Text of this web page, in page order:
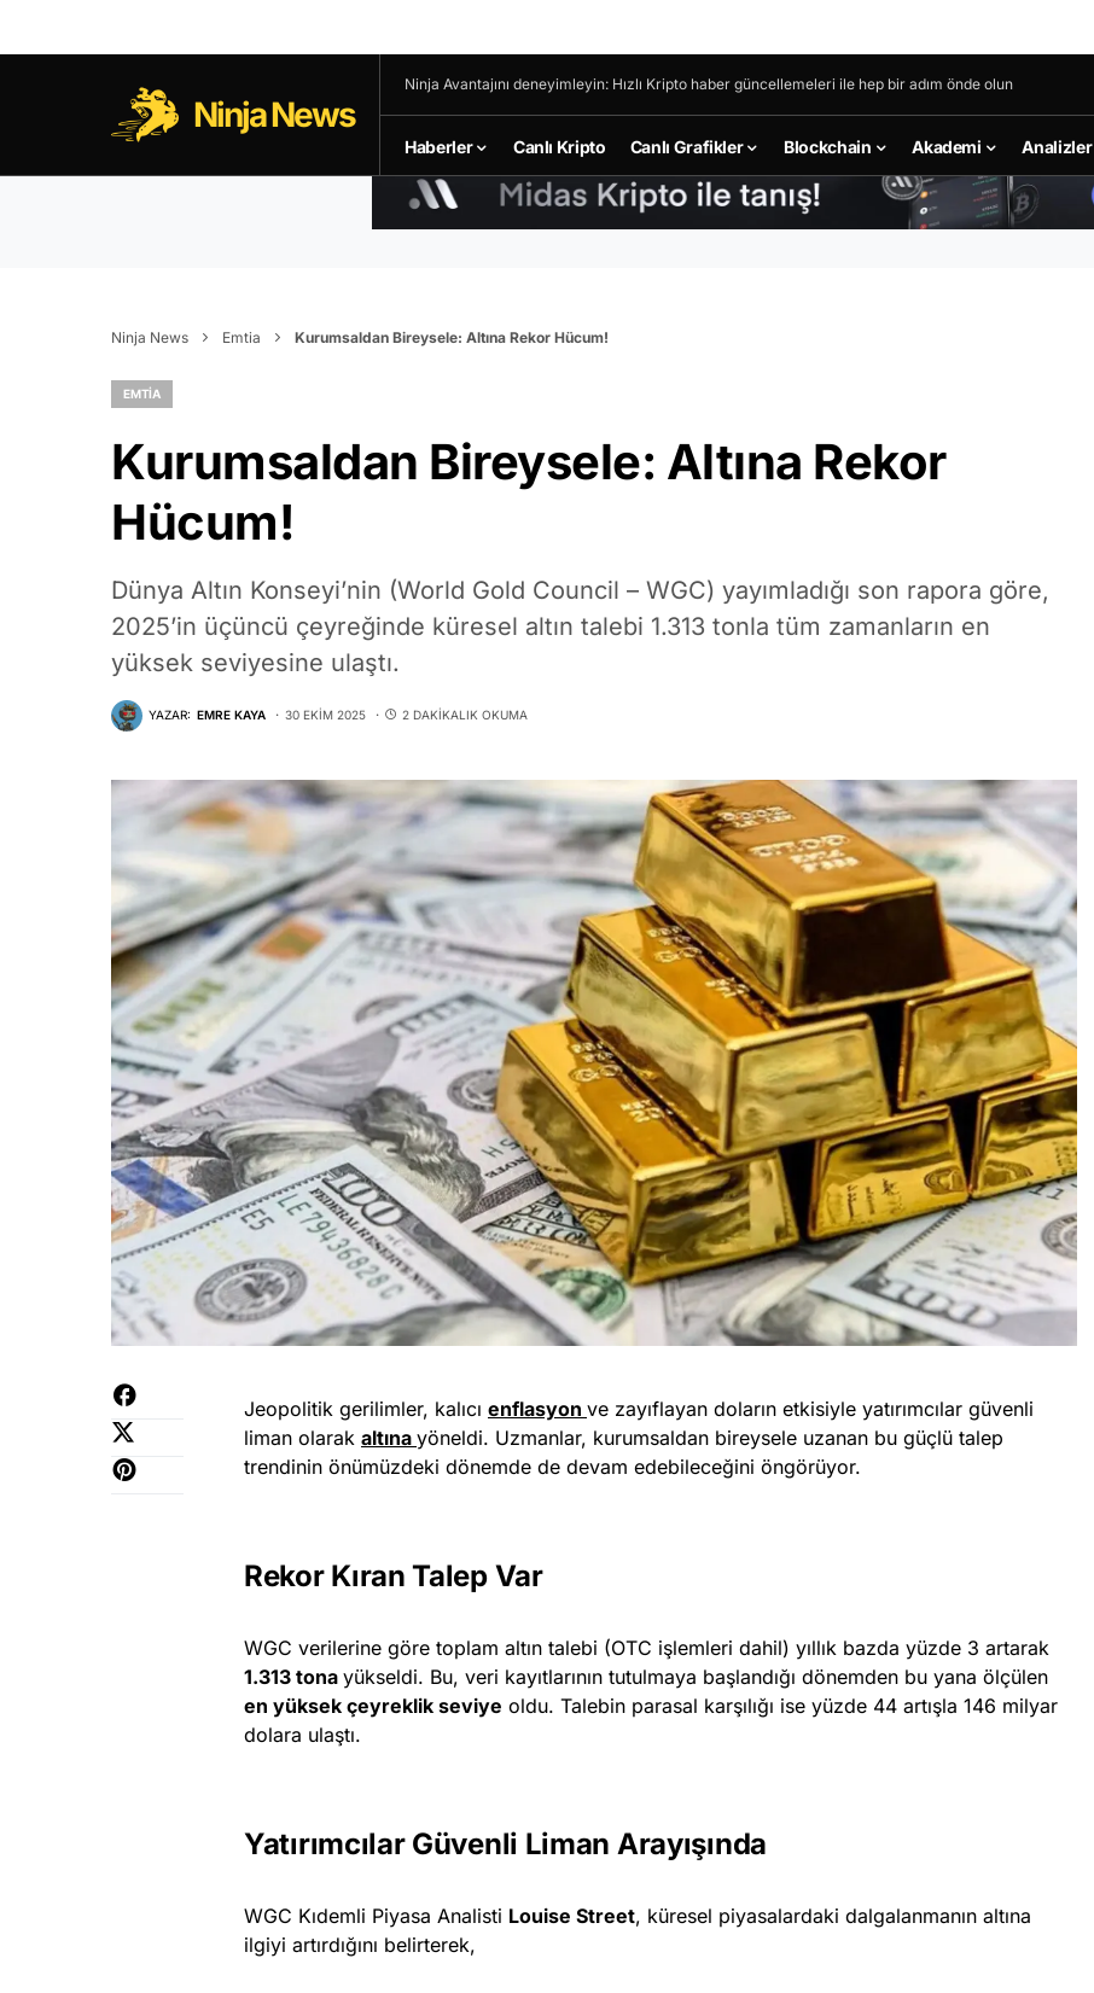
Ninja News
Ninja Avantajını deneyimleyin: Hızlı Kripto haber güncellemeleri ile hep bir adım önde olun
Haberler Canlı Kripto Canlı Grafikler Blockchain Akademi Analizler
Ninja News Emtia Kurumsaldan Bireysele: Altına Rekor Hücum!
EMTIA
Kurumsaldan Bireysele: Altına Rekor
Hücum!
Dünya Altın Konseyi’nin (World Gold Council – WGC) yayımladığı son rapora göre,
2025’in üçüncü çeyreğinde küresel altın talebi 1.313 tonla tüm zamanların en
yüksek seviyesine ulaştı.
YAZAR: EMRE KAYA 30 EKIM 2025 2 DAKIKALIK OKUMA
Jeopolitik gerilimler, kalıcı enflasyon ve zayıflayan doların etkisiyle yatırımcılar güvenli
liman olarak altına yöneldi. Uzmanlar, kurumsaldan bireysele uzanan bu güçlü talep
trendinin önümüzdeki dönemde de devam edebileceğini öngörüyor.
Rekor Kıran Talep Var
WGC verilerine göre toplam altın talebi (OTC işlemleri dahil) yıllık bazda yüzde 3 artarak
1.313 tona yükseldi. Bu, veri kayıtlarının tutulmaya başlandığı dönemden bu yana ölçülen
en yüksek çeyreklik seviye oldu. Talebin parasal karşılığı ise yüzde 44 artışla 146 milyar
dolara ulaştı.
Yatırımcılar Güvenli Liman Arayışında
WGC Kıdemli Piyasa Analisti Louise Street, küresel piyasalardaki dalgalanmanın altına
ilgiyi artırdığını belirterek,